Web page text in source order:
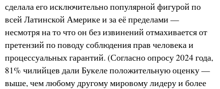
сделала его исключительно популярной фигурой по
всей Латинской Америке и за её пределами —
несмотря на то что он без извинений отмахивается от
претензий по поводу соблюдения прав человека и
процессуальных гарантий. (Согласно опросу 2024 года,
81% чилийцев дали Букеле положительную оценку —
выше, чем любому другому мировому лидеру и более